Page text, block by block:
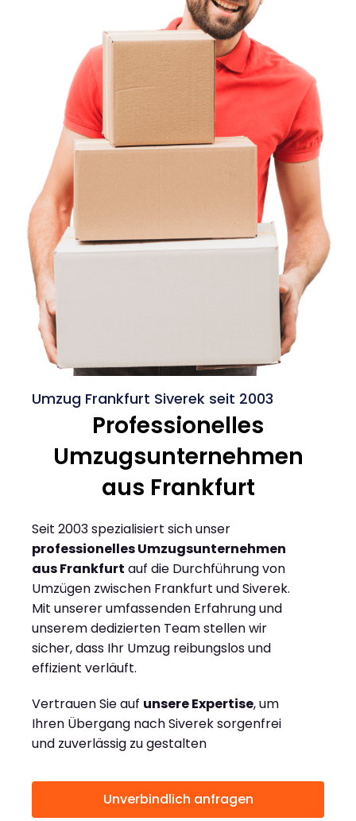
Umzug Frankfurt Siverek seit 2003
Professionelles
Umzugsunternehmen
aus Frankfurt
Seit 2003 spezialisiert sich unser
professionelles Umzugsunternehmen
aus Frankfurt auf die Durchführung von
Umzügen zwischen Frankfurt und Siverek.
Mit unserer umfassenden Erfahrung und
unserem dedizierten Team stellen wir
sicher, dass Ihr Umzug reibungslos und
effizient verläuft.
Vertrauen Sie auf unsere Expertise, um
Ihren Übergang nach Siverek sorgenfrei
und zuverlässig zu gestalten
Unverbindlich anfragen